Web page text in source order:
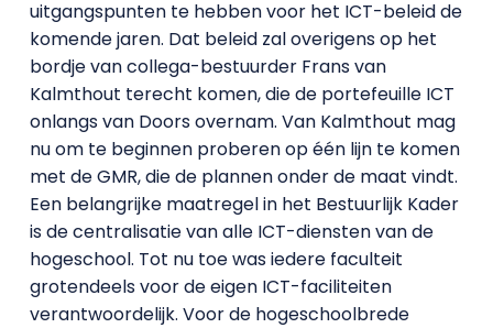
uitgangspunten te hebben voor het ICT-beleid de
komende jaren. Dat beleid zal overigens op het
bordje van collega-bestuurder Frans van
Kalmthout terecht komen, die de portefeuille ICT
onlangs van Doors overnam. Van Kalmthout mag
nu om te beginnen proberen op één lijn te komen
met de GMR, die de plannen onder de maat vindt.
Een belangrijke maatregel in het Bestuurlijk Kader
is de centralisatie van alle ICT-diensten van de
hogeschool. Tot nu toe was iedere faculteit
grotendeels voor de eigen ICT-faciliteiten
verantwoordelijk. Voor de hogeschoolbrede